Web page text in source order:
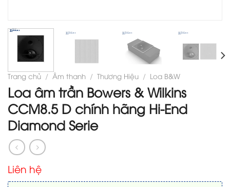
Trang chủ / Âm thanh / Thương Hiệu / Loa B&W
Loa âm trần Bowers & Wilkins
CCM8.5 D chính hãng Hi-End
Diamond Serie
Liên hệ